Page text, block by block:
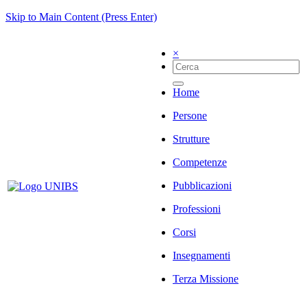
Skip to Main Content (Press Enter)
×
Home
Persone
Strutture
Competenze
Pubblicazioni
Professioni
Corsi
Insegnamenti
Terza Missione